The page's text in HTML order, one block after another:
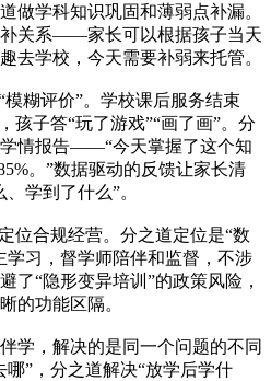
做学科知识巩固和薄弱点补漏。
关系——家长可以根据孩子当天
去学校，今天需要补弱来托管。
糊评价”。学校课后服务结束
孩子答“玩了游戏”“画了画”。分
情报告——“今天掌握了这个知
。”数据驱动的反馈让家长清
学到了什么”。
位合规经营。分之道定位是“数
学习，督学师陪伴和监督，不涉
了“隐形变异培训”的政策风险，
的功能区隔。
学，解决的是同一个问题的不同
”，分之道解决“放学后学什